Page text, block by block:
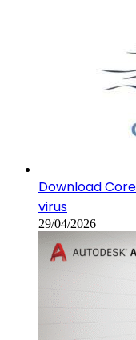
Download
virus
29/04/2026